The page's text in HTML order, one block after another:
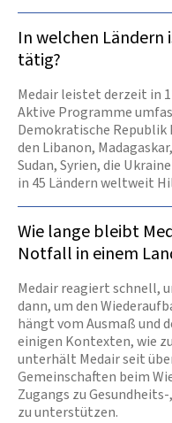
In welchen Ländern
tätig?
Medair leistet derzeit in
Aktive Programme
Demokratische Republik
den Libanon,
Sudan, Syrien, die
in 45 Ländern weltweit
Wie lange bleibt
Notfall in einem
Medair reagiert schnell,
dann, um den
hängt vom Ausmaß und
einigen Kontexten, wie
unterhält Medair seit
Gemeinschaften beim
Zugangs zu
zu unterstützen.